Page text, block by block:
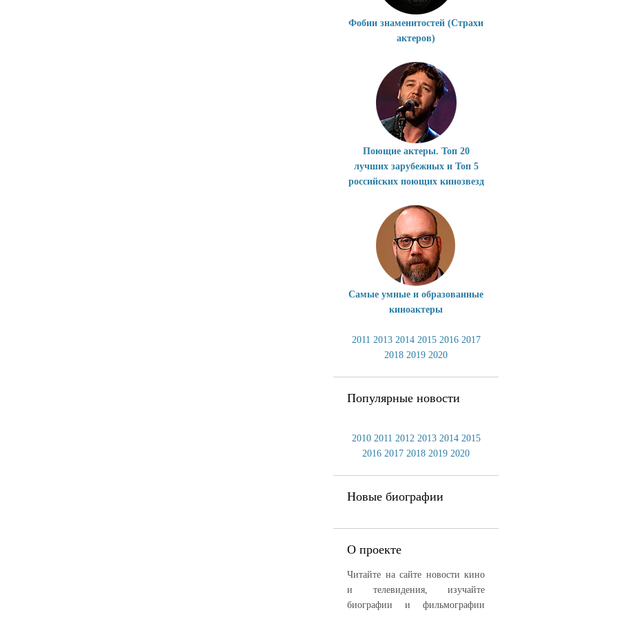
Фобии знаменитостей (Страхи
актеров)
Поющие актеры. Топ 20
лучших зарубежных и Топ 5
российских поющих кинозвезд
Самые умные и образованные
киноактеры
2011 2013 2014 2015 2016 2017
2018 2019 2020
Популярные новости
2010 2011 2012 2013 2014 2015
2016 2017 2018 2019 2020
Новые биографии
О проекте
Читайте на сайте новости кино
и телевидения, изучайте
биографии и фильмографии